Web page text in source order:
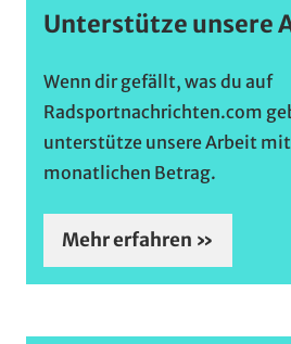
Unterstütze unsere
Wenn dir gefällt, was du auf
Radsportnachrichten.com
unterstütze unsere Arbeit
monatlichen Betrag.
Mehr erfahren »